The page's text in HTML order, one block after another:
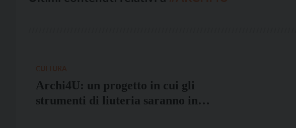
Archi4U: un progetto in cui gli
strumenti di liuteria saranno in